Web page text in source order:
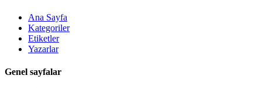
Ana Sayfa
Kategoriler
Etiketler
Yazarlar
Genel sayfalar